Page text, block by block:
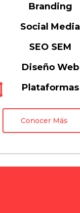
Branding
Social Media
SEO SEM
Diseño Web
Plataformas
Conocer Más